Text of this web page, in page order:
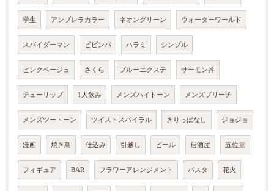
学生 アンブレラカラー ネオングリーン ウォーターワールド
スパイダーマン ビビンバ ハラミ シンプル
ピンクベージュ さくら ブルーエクステ サーモン丼
チューリップ 1人飲み メンズハイトーン メンズブリーチ
メンズツートーン ツイストスパイラル きりっぱなし ジョジョ
漫画 焼き鳥 仕込み 引越し ビール 居酒屋 五位堂
フィギュア BAR フラワーアレンジメント パスタ 花火